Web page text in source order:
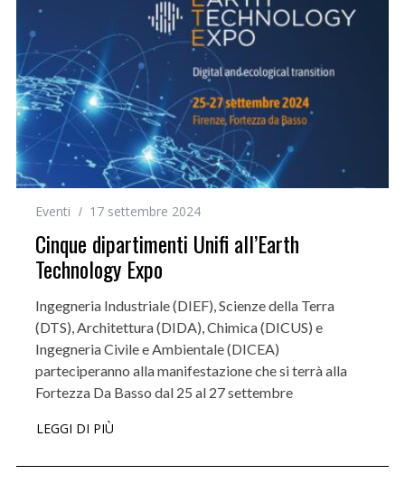
Eventi 17 settembre 2024
Cinque dipartimenti Unifi all’Earth
Technology Expo
Ingegneria Industriale (DIEF), Scienze della Terra
(DTS), Architettura (DIDA), Chimica (DICUS) e
Ingegneria Civile e Ambientale (DICEA)
parteciperanno alla manifestazione che si terrà alla
Fortezza Da Basso dal 25 al 27 settembre
LEGGI DI PIÙ